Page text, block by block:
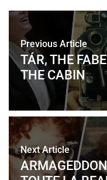
Previous Article
TÁR, THE
THE CABIN
Next Article